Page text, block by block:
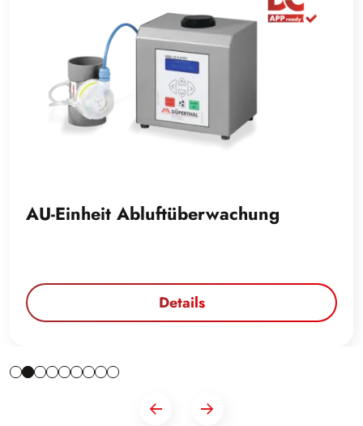
AU-Einheit Abluftüberwachung
Details